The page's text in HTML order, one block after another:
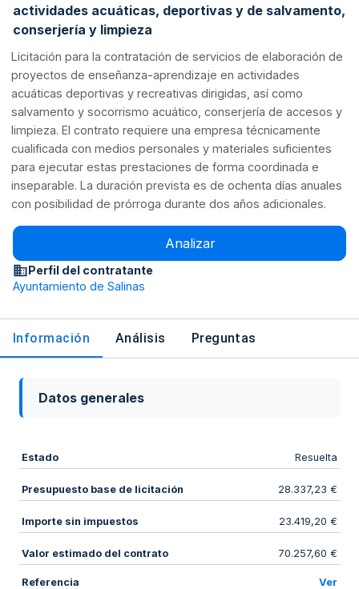
actividades acuáticas, deportivas y de salvamento,
conserjería y limpieza
Licitación para la contratación de servicios de elaboración de
proyectos de enseñanza-aprendizaje en actividades
acuáticas deportivas y recreativas dirigidas, así como
salvamento y socorrismo acuático, conserjería de accesos y
limpieza. El contrato requiere una empresa técnicamente
cualificada con medios personales y materiales suficientes
para ejecutar estas prestaciones de forma coordinada e
inseparable. La duración prevista es de ochenta días anuales
con posibilidad de prórroga durante dos años adicionales.
Analizar
Perfil del contratante
Ayuntamiento de Salinas
Información Análisis Preguntas
Datos generales
Estado Resuelta
Presupuesto base de licitación 28.337,23 €
Importe sin impuestos 23.419,20 €
Valor estimado del contrato 70.257,60 €
Referencia Ver